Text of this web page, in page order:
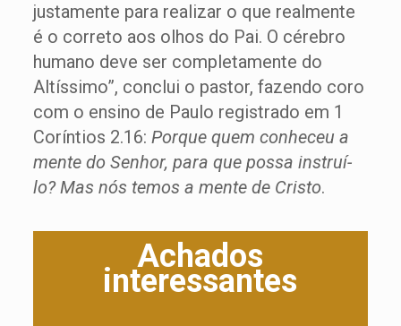
justamente para realizar o que realmente
é o correto aos olhos do Pai. O cérebro
humano deve ser completamente do
Altíssimo”, conclui o pastor, fazendo coro
com o ensino de Paulo registrado em 1
Coríntios 2.16: Porque quem conheceu a
mente do Senhor, para que possa instruí-
lo? Mas nós temos a mente de Cristo.
Achados
interessantes